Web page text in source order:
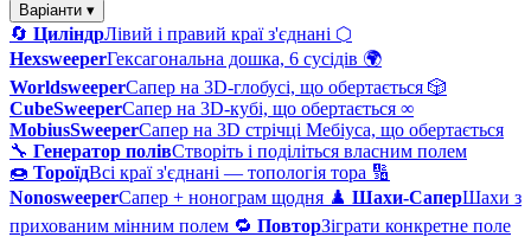
Варіанти ▾
🔄 ЦиліндрЛівий і правий краї з'єднані ⬡
HexsweeperГексагональна дошка, 6 сусідів 🌍
WorldsweeperСапер на 3D-глобусі, що обертається 🎲
CubeSweeperСапер на 3D-кубі, що обертається ∞
MobiusSweeperСапер на 3D стрічці Мебіуса, що обертається
🔧 Генератор полівСтворіть і поділіться власним полем
🍩 ТороїдВсі краї з'єднані — топологія тора 🔢
NonosweeperСапер + нонограм щодня ♟️ Шахи-СаперШахи з
прихованим мінним полем 🔁 ПовторЗіграти конкретне поле